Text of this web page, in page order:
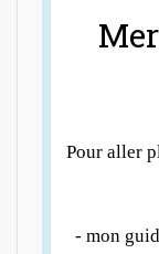
Pour aller
- mon